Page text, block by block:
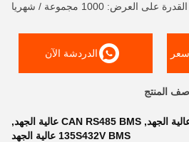
القدرة على العرض: 1000 مجموعة / شهريا
الدردشة الآن
المنتج
, CAN RS485 BMS عالية الجهد
,
135S432V BMS عالية الجهد